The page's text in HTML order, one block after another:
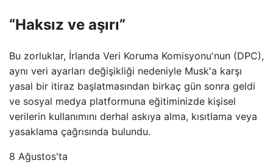
“Haksız ve aşırı”
Bu zorluklar, İrlanda Veri Koruma Komisyonu'nun (DPC),
aynı veri ayarları değişikliği nedeniyle Musk'a karşı
yasal bir itiraz başlatmasından birkaç gün sonra geldi
ve sosyal medya platformuna eğitiminizde kişisel
verilerin kullanımını derhal askıya alma, kısıtlama veya
yasaklama çağrısında bulundu.
8 Ağustos'ta